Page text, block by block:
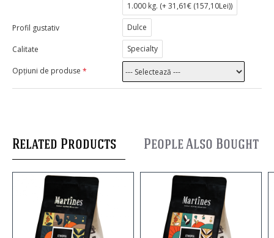
1.000 kg. (+ 31,61€ (157,10Lei))
Profil gustativ Dulce
Calitate Specialty
Opțiuni de produse
Related Products People Also Bought